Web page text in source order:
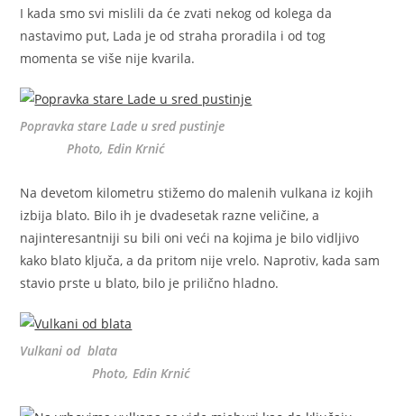
I kada smo svi mislili da će zvati nekog od kolega da
nastavimo put, Lada je od straha proradila i od tog
momenta se više nije kvarila.
Popravka stare Lade u sred pustinje
Photo, Edin Krnić
Na devetom kilometru stižemo do malenih vulkana iz kojih
izbija blato. Bilo ih je dvadesetak razne veličine, a
najinteresantniji su bili oni veći na kojima je bilo vidljivo
kako blato ključa, a da pritom nije vrelo. Naprotiv, kada sam
stavio prste u blato, bilo je prilično hladno.
Vulkani od blata
Photo, Edin Krnić